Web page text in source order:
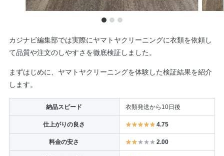
カジナビ編集部では実際にヤマトヤクリーニングに衣類を依頼し
て品質や注文のしやすさを徹底検証しました。
まずはじめに、ヤマトヤクリーニングを体験した検証結果を紹介
します。
納品スピード 衣類発送から10日後
仕上がりの良さ 4.75
料金の安さ 2.00